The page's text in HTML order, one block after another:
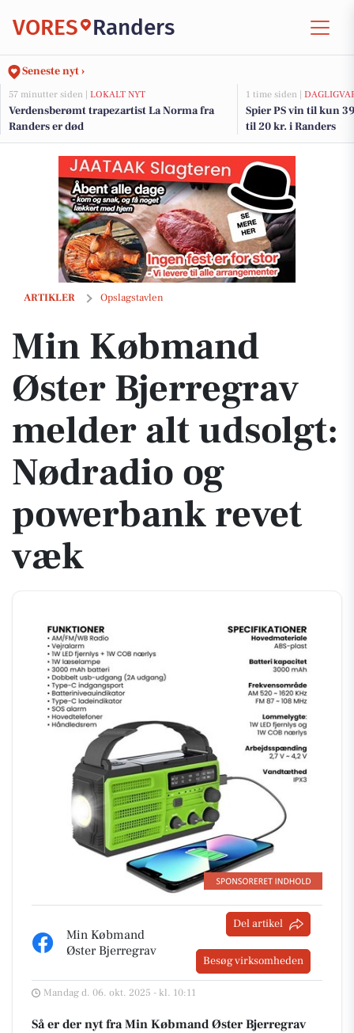
VORES Randers
Seneste nyt ›
57 minutter siden | LOKALT NYT
Verdensberømt trapezartist La Norma fra
Randers er død
1 time siden |
Spier PS vin til kun
til 20 kr. i Randers
ARTIKLER Opslagstavlen
Min Købmand Øster Bjerregrav melder alt udsolgt: Nødradio og
Min Købmand
Øster Bjerregrav
melder alt udsolgt:
Nødradio og
powerbank revet
væk
Min Købmand
Øster Bjerregrav
Del artikel
Besøg virksomheden
Mandag d. 06. okt. 2025 - kl. 10:11
Så er der nyt fra Min Købmand Øster Bjerregrav